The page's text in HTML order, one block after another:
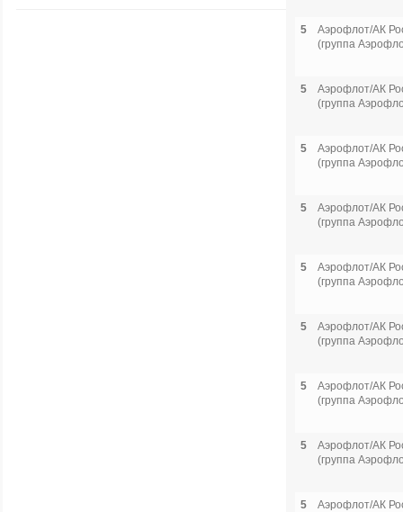
5
Аэрофлот/АК
(группа
5
Аэрофлот/АК
(группа
5
Аэрофлот/АК
(группа
5
Аэрофлот/АК
(группа
5
Аэрофлот/АК
(группа
5
Аэрофлот/АК
(группа
5
Аэрофлот/АК
(группа
5
Аэрофлот/АК
(группа
5
Аэрофлот/АК